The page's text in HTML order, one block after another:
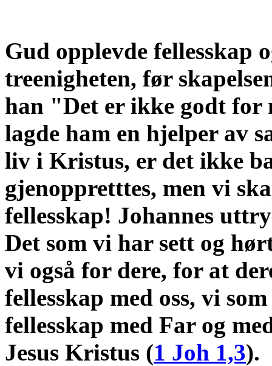
Gud opplevde fellesskap
treenigheten, før
han "Det er ikke godt for
lagde ham en hjelper av
liv i Kristus, er det ikke
gjenoppretttes, men vi
fellesskap! Johannes
Det som vi har sett og
vi også for dere, for at
fellesskap med oss, vi
fellesskap med Far og
Jesus Kristus (1 Joh 1,3).